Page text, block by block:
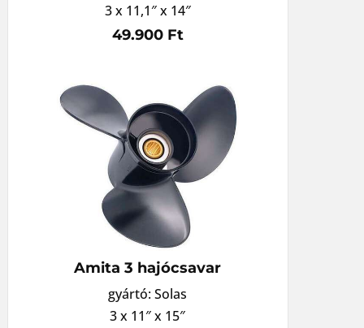
3 x 11,1″ x 14″
49.900 Ft
Amita 3 hajócsavar
gyártó: Solas
3 x 11″ x 15″